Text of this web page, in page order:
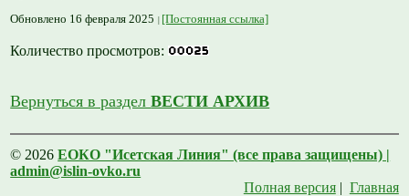
Обновлено 16 февраля 2025 [Постоянная ссылка]
Количество просмотров:
Вернуться в разделВЕСТИ АРХИВ
© 2026ЕОКО "Исетская Линия" (все права защищены) |
admin@islin-ovko.ru
Полная версия| Главная